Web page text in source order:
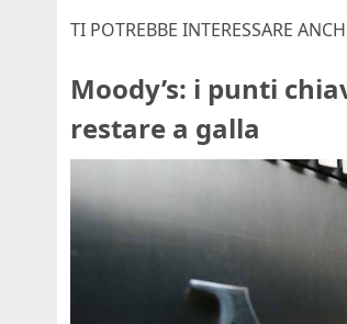
TI POTREBBE INTERESSARE
Moody’s: i punti
restare a galla